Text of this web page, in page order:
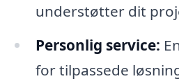
understøtter dit
Personlig service:
for tilpassede